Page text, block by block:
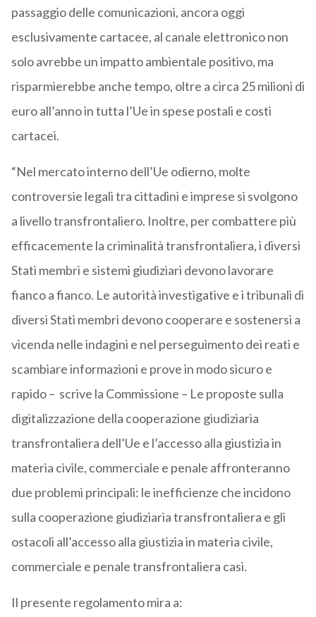
passaggio delle comunicazioni, ancora oggi
esclusivamente cartacee, al canale elettronico non
solo avrebbe un impatto ambientale positivo, ma
risparmierebbe anche tempo, oltre a circa 25 milioni di
euro all’anno in tutta l’Ue in spese postali e costi
cartacei.
“Nel mercato interno dell’Ue odierno, molte
controversie legali tra cittadini e imprese si svolgono
a livello transfrontaliero. Inoltre, per combattere più
efficacemente la criminalità transfrontaliera, i diversi
Stati membri e sistemi giudiziari devono lavorare
fianco a fianco. Le autorità investigative e i tribunali di
diversi Stati membri devono cooperare e sostenersi a
vicenda nelle indagini e nel perseguimento dei reati e
scambiare informazioni e prove in modo sicuro e
rapido – scrive la Commissione – Le proposte sulla
digitalizzazione della cooperazione giudiziaria
transfrontaliera dell’Ue e l’accesso alla giustizia in
materia civile, commerciale e penale affronteranno
due problemi principali: le inefficienze che incidono
sulla cooperazione giudiziaria transfrontaliera e gli
ostacoli all’accesso alla giustizia in materia civile,
commerciale e penale transfrontaliera casi.
Il presente regolamento mira a: